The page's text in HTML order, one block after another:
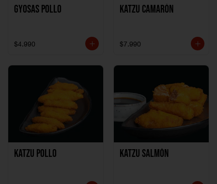
Gyosas Pollo
$4.990
Katzu Camarón
$7.990
Katzu Pollo Katzu Salmón